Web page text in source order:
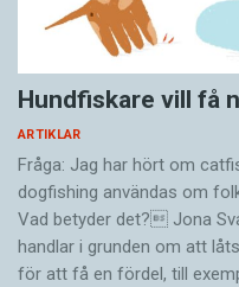
Hundfiskare vill få
ARTIKLAR
Fråga: Jag har hört om
dogfishing användas om
Vad betyder det? Jona
handlar i grunden om att
för att få en fördel, till